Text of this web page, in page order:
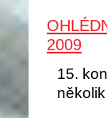
2009
15.